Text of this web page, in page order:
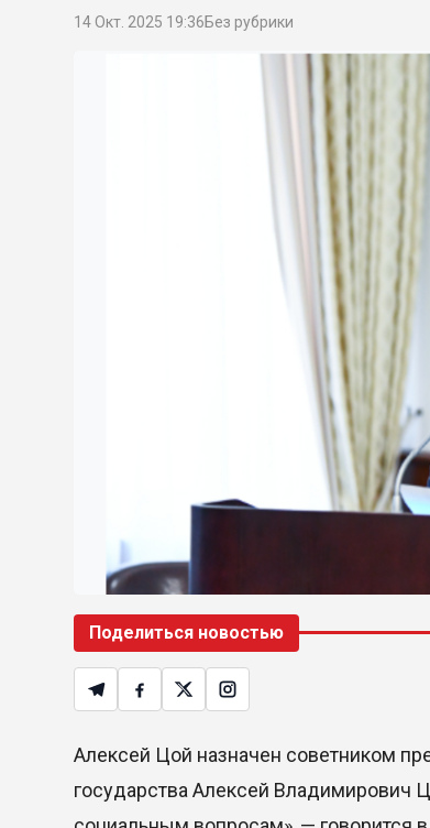
14 Окт. 2025 19:36Без рубрики
Поделиться новостью
Алексей Цой назначен советником
государства Алексей Владимирович